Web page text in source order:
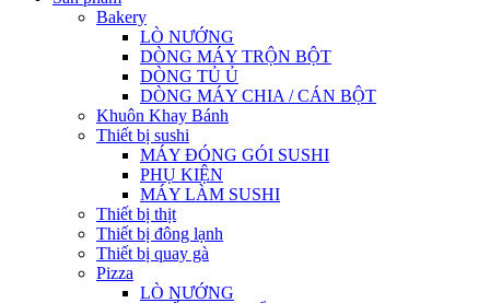
Bakery
LÒ NƯỚNG
DÒNG MÁY TRỘN BỘT
DÒNG TỦ Ủ
DÒNG MÁY CHIA / CÁN BỘT
Khuôn Khay Bánh
Thiết bị sushi
MÁY ĐÓNG GÓI SUSHI
PHỤ KIỆN
MÁY LÀM SUSHI
Thiết bị thịt
Thiết bị đông lạnh
Thiết bị quay gà
Pizza
LÒ NƯỚNG